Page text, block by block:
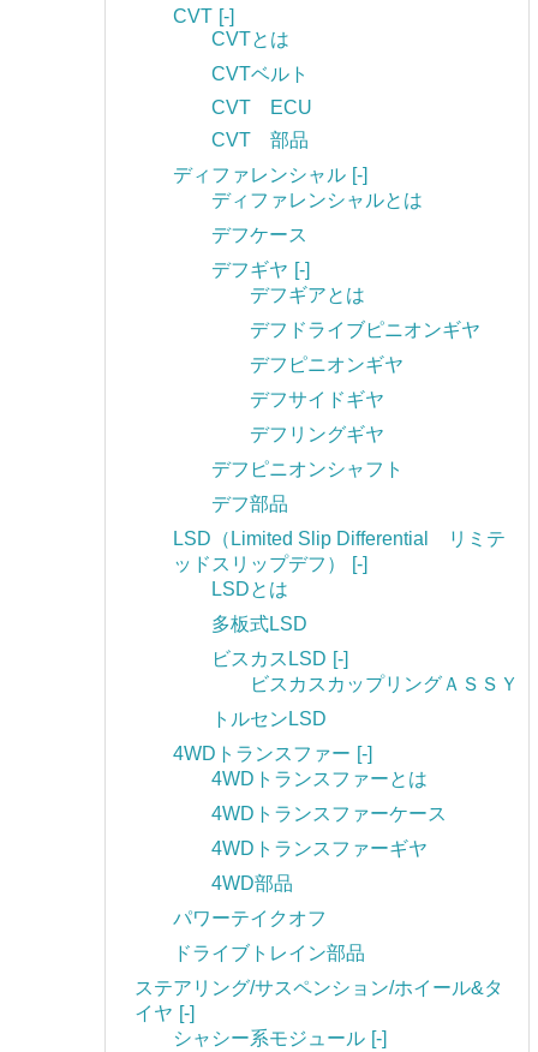
CVT [-]
CVTとは
CVTベルト
CVT ECU
CVT 部品
ディファレンシャル [-]
ディファレンシャルとは
デフケース
デフギヤ [-]
デフギアとは
デフドライブピニオンギヤ
デフピニオンギヤ
デフサイドギヤ
デフリングギヤ
デフピニオンシャフト
デフ部品
LSD（Limited Slip Differential リミテ
ッドスリップデフ）
[-]
LSDとは
多板式LSD
ビスカスLSD [-]
ビスカスカップリングＡＳＳＹ
トルセンLSD
4WDトランスファー [-]
4WDトランスファーとは
4WDトランスファーケース
4WDトランスファーギヤ
4WD部品
パワーテイクオフ
ドライブトレイン部品
ステアリング/サスペンション/ホイール&タ
イヤ [-]
シャシー系モジュール [-]